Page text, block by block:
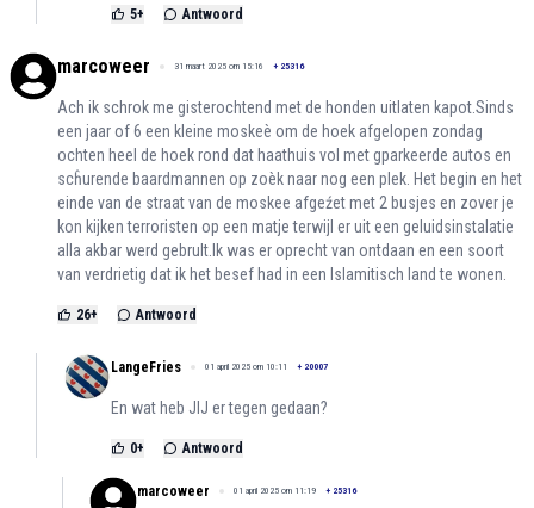
5+ Antwoord
marcoweer 31 maart 2025 om 15:16 + 25316
Ach ik schrok me gisterochtend met de honden uitlaten kapot.Sinds
een jaar of 6 een kleine moskeè om de hoek afgelopen zondag
ochten heel de hoek rond dat haathuis vol met gparkeerde autos en
scĥurende baardmannen op zoèk naar nog een plek. Het begin en het
einde van de straat van de moskee afgeźet met 2 busjes en zover je
kon kijken terroristen op een matje terwijl er uit een geluidsinstalatie
alla akbar werd gebrult.Ik was er oprecht van ontdaan en een soort
van verdrietig dat ik het besef had in een Islamitisch land te wonen.
26+ Antwoord
LangeFries 01 april 2025 om 10:11 + 20007
En wat heb JIJ er tegen gedaan?
0+ Antwoord
marcoweer 01 april 2025 om 11:19 + 25316